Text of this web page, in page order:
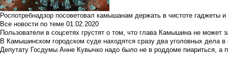
Роспотребнадзор посоветовал камышанам держать в чистоте гаджеты
Все новости по теме 01.02.2020
Пользователи в соцсетях грустят о том, что глава Камышина не может
В Камышинском городском суде находятся сразу два уголовных дела
Депутату Госдумы Анне Кувычко надо было не в роддоме пиариться, а